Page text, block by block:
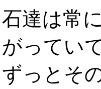
達は常
ってい
とその